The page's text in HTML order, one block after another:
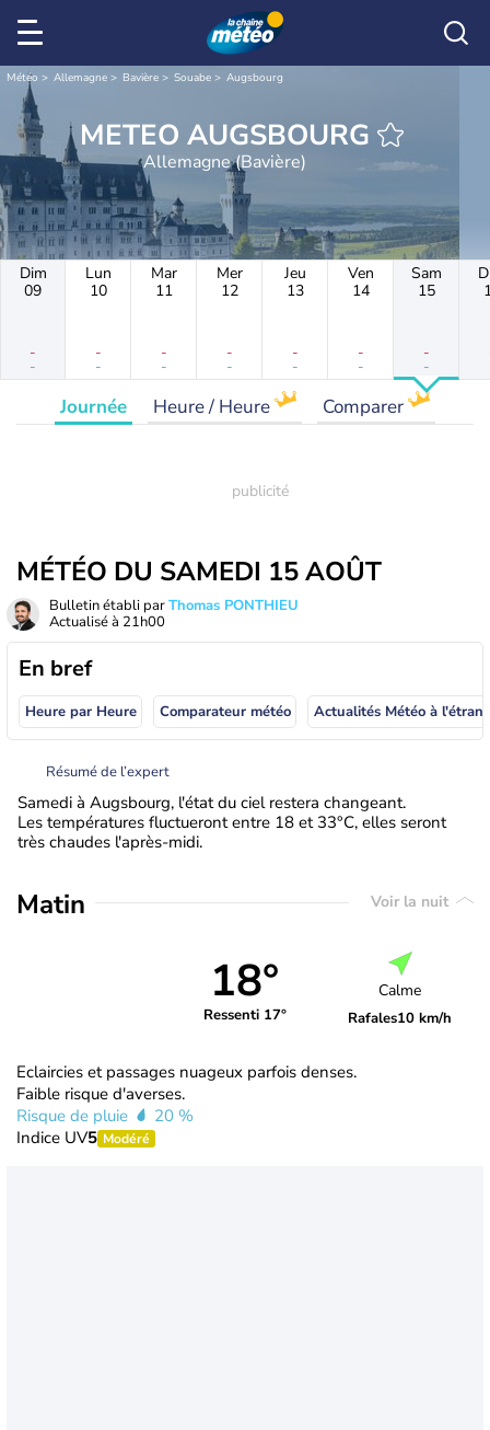
Météo Allemagne Bavière Souabe Augsbourg
METEO AUGSBOURG
Allemagne (Bavière)
Dim
09
-
-
Lun
10
-
-
Mar
11
-
-
Mer
12
-
-
Jeu
13
-
-
Ven
14
-
-
Sam
15
-
-
Journée Heure / Heure Comparer
MÉTÉO DU SAMEDI 15 AOÛT
Bulletin établi parThomas PONTHIEU
Actualisé à 21h00
En bref
Heure par Heure Comparateur météo
Résumé de l’expert
Samedi à Augsbourg, l'état du ciel restera changeant.
Les températures fluctueront entre 18 et 33°C, elles seront
très chaudes l'après-midi.
Matin Voir la nuit
18°
Ressenti 17°
Calme
Rafales10 km/h
Eclaircies et passages nuageux parfois denses.
Faible risque d'averses.
Risque de pluie
20 %
Indice UV5 Modéré